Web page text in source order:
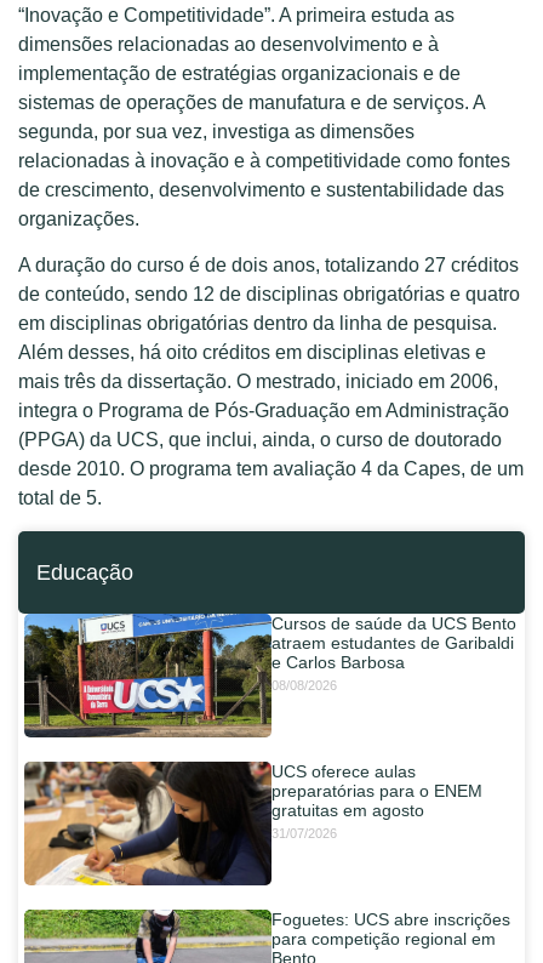
“Inovação e Competitividade”. A primeira estuda as
dimensões relacionadas ao desenvolvimento e à
implementação de estratégias organizacionais e de
sistemas de operações de manufatura e de serviços. A
segunda, por sua vez, investiga as dimensões
relacionadas à inovação e à competitividade como fontes
de crescimento, desenvolvimento e sustentabilidade das
organizações.
A duração do curso é de dois anos, totalizando 27 créditos
de conteúdo, sendo 12 de disciplinas obrigatórias e quatro
em disciplinas obrigatórias dentro da linha de pesquisa.
Além desses, há oito créditos em disciplinas eletivas e
mais três da dissertação. O mestrado, iniciado em 2006,
integra o Programa de Pós-Graduação em Administração
(PPGA) da UCS, que inclui, ainda, o curso de doutorado
desde 2010. O programa tem avaliação 4 da Capes, de um
total de 5.
Educação
Cursos de saúde da UCS Bento
atraem estudantes de Garibaldi
e Carlos Barbosa
08/08/2026
UCS oferece aulas
preparatórias para o ENEM
gratuitas em agosto
31/07/2026
Foguetes: UCS abre inscrições
para competição regional em
Bento